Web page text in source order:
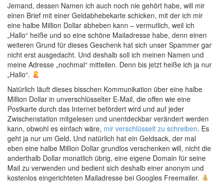
Jemand, dessen Namen ich auch noch nie gehört habe, will mir
einen Brief mit einer Geldabhebekarte schicken, mit der ich mir
eine halbe Million Dollar abheben kann – vermutlich, weil ich
„Hallo“ heiße und so eine schöne Mailadresse habe, denn einen
weiteren Grund für dieses Geschenk hat sich unser Spammer gar
nicht erst ausgedacht. Und deshalb soll ich meinen Namen und
meine Adresse „nochmal“ mitteilen. Denn bis jetzt heiße ich ja nur
„Hallo“.
Natürlich läuft dieses bisschen Kommunikation über eine halbe
Million Dollar in unverschlüsselter E-Mail, die offen wie eine
Postkarte durch das Internet befördert wird und auf jeder
Zwischenstation mitgelesen und unentdeckbar verändert werden
kann, obwohl es einfach wäre, mir verschlüsselt zu schreiben. Es
geht ja nur um Geld. Und natürlich hat ein Geldsack, der mal
eben eine halbe Million Dollar grundlos verschenken will, nicht die
anderthalb Dollar monatlich übrig, eine eigene Domain für seine
Mail zu verwenden und bedient sich deshalb einer anonym und
kostenlos eingerichteten Mailadresse bei Googles Freemailer.